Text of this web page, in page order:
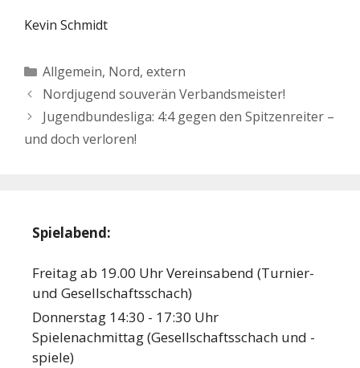
Kevin Schmidt
Kategorien
Allgemein, Nord, extern
Nordjugend souverän Verbandsmeister!
Jugendbundesliga: 4:4 gegen den Spitzenreiter –
und doch verloren!
Spielabend:
Freitag ab 19.00 Uhr Vereinsabend (Turnier-
und Gesellschaftsschach)
Donnerstag 14:30 - 17:30 Uhr
Spielenachmittag (Gesellschaftsschach und -
spiele)